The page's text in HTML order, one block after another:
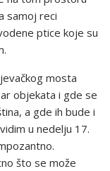
samoj reci
ptice koje su
mosta
objekata i gde se
a gde ih bude i
u nedelju 17.
što se može